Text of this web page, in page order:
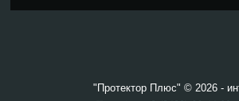
"Протектор Плюс" © 2026 -